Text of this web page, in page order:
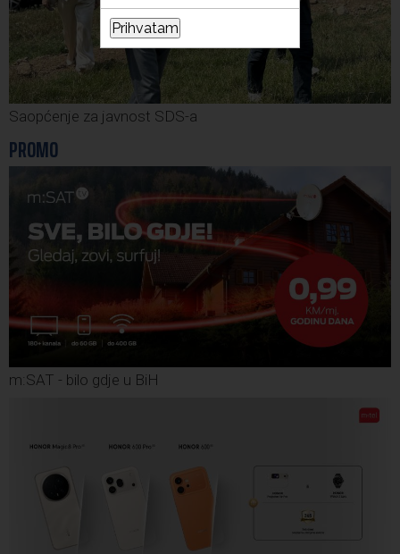
Saopćenje za javnost SDS-a
Prihvatam
PROMO
m:SAT - bilo gdje u BiH